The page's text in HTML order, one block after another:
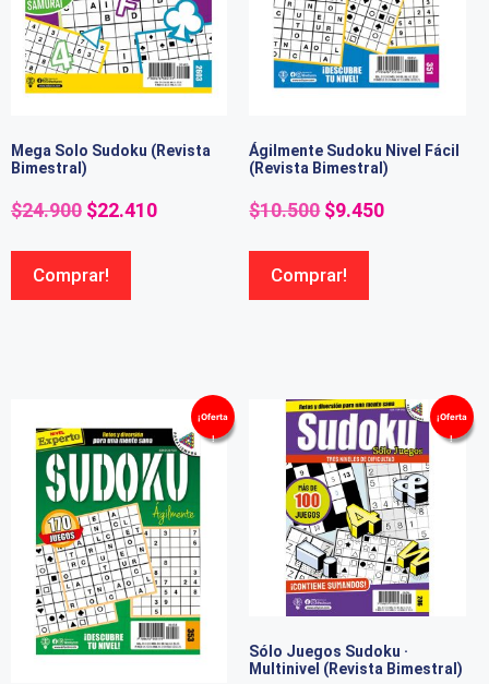
Mega Solo Sudoku (Revista
Bimestral)
$24.900 $22.410
Comprar!
Ágilmente Sudoku Nivel Fácil
(Revista Bimestral)
$10.500 $9.450
Comprar!
¡Oferta
!
¡Oferta
!
Sólo Juegos Sudoku ·
Multinivel (Revista Bimestral)